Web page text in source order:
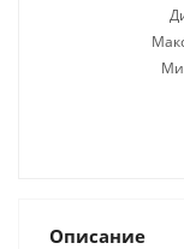
Описание